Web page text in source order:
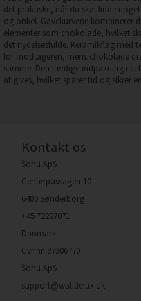
det praktiske, når du skal finde
og onkel. Gavekurvene kombinerer
elementer som chokolade, hvilket
det nydelsesfulde. Keramikflag med
for modtageren, mens chokolade
samme. Den færdige indpakning i
at gives, hvilket sparer tid og sikrer
Kontakt os
Sohu ApS
Centerpassagen 10
6400 Sønderborg
+45 72227071
Danmark
Cvr nr. 37306770
Sohu ApS
support@walldelux.dk